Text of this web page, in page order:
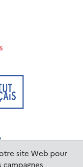
site Web pour